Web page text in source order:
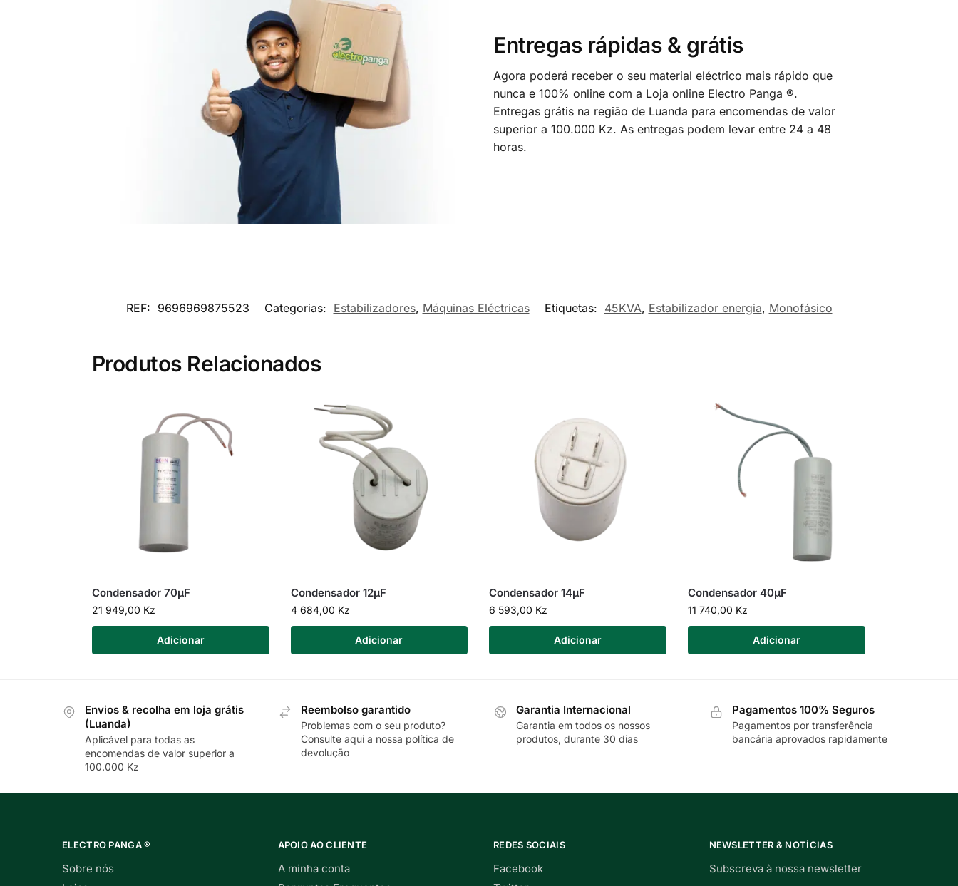
Entregas rápidas & grátis
Agora poderá receber o seu material eléctrico mais rápido que
nunca e 100% online com a Loja online Electro Panga ®.
Entregas grátis na região de Luanda para encomendas de valor
superior a 100.000 Kz. As entregas podem levar entre 24 a 48
horas.
REF: 9696969875523 Categorias: Estabilizadores, Máquinas Eléctricas Etiquetas: 45KVA, Estabilizador energia, Monofásico
Produtos Relacionados
Condensador 70µF
21 949,00 Kz
Adicionar
Condensador 12µF
4 684,00 Kz
Adicionar
Condensador 14µF
6 593,00 Kz
Adicionar
Condensador 40µF
11 740,00 Kz
Adicionar
Envios & recolha em loja grátis
(Luanda)
Aplicável para todas as
encomendas de valor superior a
100.000 Kz
Reembolso garantido
Problemas com o seu produto?
Consulte aquia nossa política de
devolução
Garantia Internacional
Garantia em todos os nossos
produtos, durante 30 dias
Pagamentos 100% Seguros
Pagamentos por transferência
bancária aprovados rapidamente
ELECTRO PANGA ®
Sobre nós
APOIO AO CLIENTE
A minha conta
REDES SOCIAIS
Facebook
NEWSLETTER & NOTÍCIAS
Subscreva à nossa newsletter